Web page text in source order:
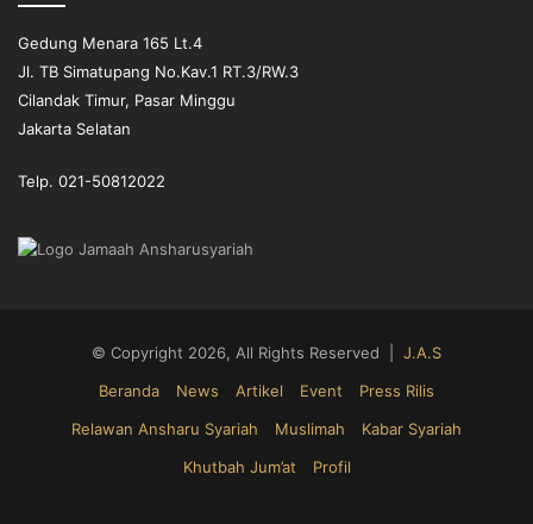
Gedung Menara 165 Lt.4
Jl. TB Simatupang No.Kav.1 RT.3/RW.3
Cilandak Timur, Pasar Minggu
Jakarta Selatan
Telp. 021-50812022
© Copyright 2026, All Rights Reserved | J.A.S
Beranda
News Artikel Event
Press Rilis
Relawan Ansharu Syariah
Muslimah
Kabar Syariah
Khutbah Jum’at
Profil